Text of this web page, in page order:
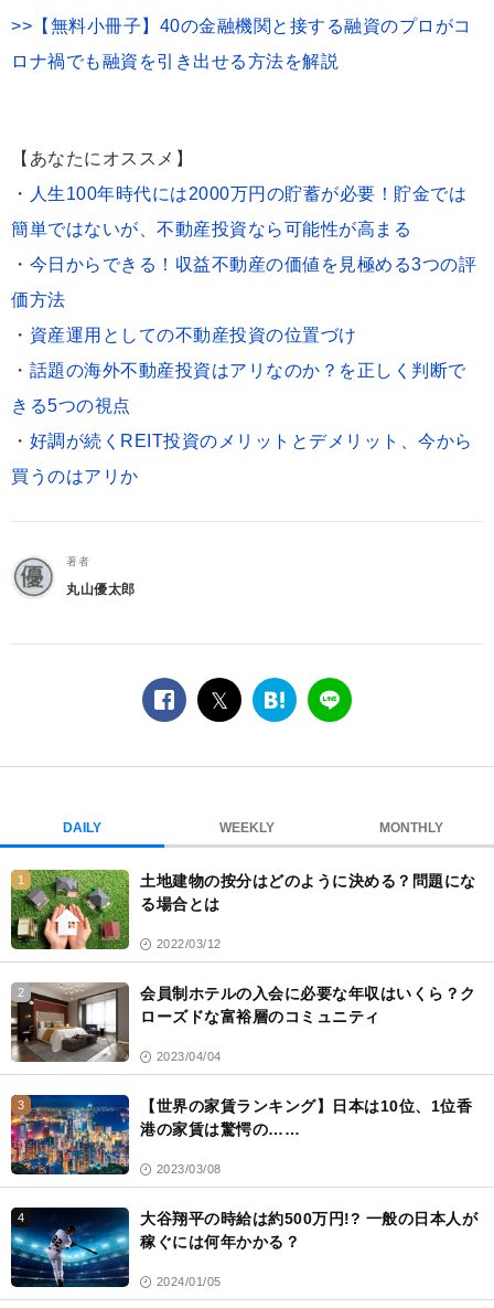
>>【無料小冊子】40の金融機関と接する融資のプロがコ
ロナ禍でも融資を引き出せる方法を解説
【あなたにオススメ】
・ 人生100年時代には2000万円の貯蓄が必要！貯金では
簡単ではないが、不動産投資なら可能性が高まる
・ 今日からできる！収益不動産の価値を見極める3つの評
価方法
・ 資産運用としての不動産投資の位置づけ
・ 話題の海外不動産投資はアリなのか？を正しく判断で
きる5つの視点
・ 好調が続くREIT投資のメリットとデメリット、今から
買うのはアリか
著者
丸山優太郎
facebook
twitterは
ク
マ
ク
LINE
DAILY WEEKLY MONTHLY
1
土地建物の按分はどのように決める？問題にな
る場合とは
2022/03/12
2
会員制ホテルの入会に必要な年収はいくら？ク
ローズドな富裕層のコミュニティ
2023/04/04
3
【世界の家賃ランキング】日本は10位、1位香
港の家賃は驚愕の……
2023/03/08
4
大谷翔平の時給は約500万円!? 一般の日本人が
稼ぐには何年かかる？
2024/01/05